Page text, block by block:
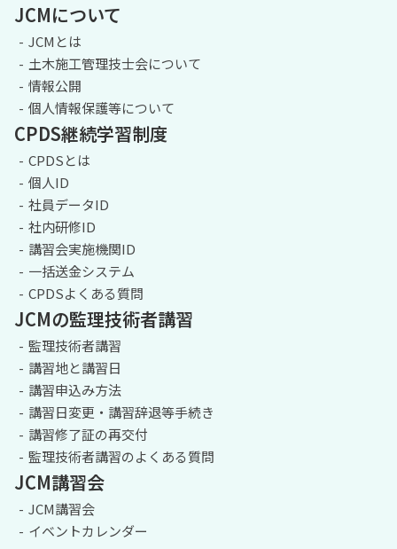
JCMについて
JCMとは
土木施工管理技士会について
情報公開
個人情報保護等について
CPDS継続学習制度
CPDSとは
個人ID
社員データID
社内研修ID
講習会実施機関ID
一括送金システム
CPDSよくある質問
JCMの監理技術者講習
監理技術者講習
講習地と講習日
講習申込み方法
講習日変更・講習辞退等手続き
講習修了証の再交付
監理技術者講習のよくある質問
JCM講習会
JCM講習会
イベントカレンダー